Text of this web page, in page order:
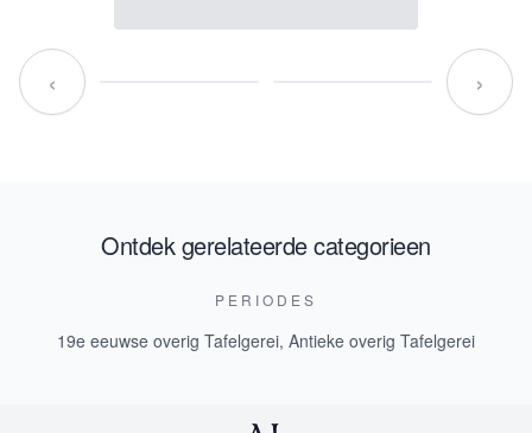
‹ ›
Ontdek gerelateerde categorieen
PERIODES
19e eeuwse overig Tafelgerei, Antieke overig Tafelgerei